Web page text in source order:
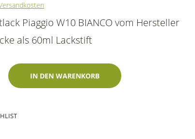
Piaggio W10 BIANCO vom Hersteller
als 60ml Lackstift
W10 Bianco 60ml profiautolacke-Zweischichtlack Menge
IN DEN WARENKORB